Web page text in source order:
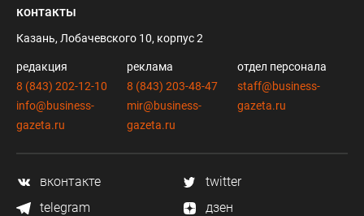
контакты
Казань, Лобачевского 10, корпус 2
редакция
8 (843) 202-12-10
info@business-
gazeta.ru
реклама
8 (843) 203-48-47
mir@business-
gazeta.ru
отдел персонала
staff@business-
gazeta.ru
вконтакте
twitter
telegram
дзен